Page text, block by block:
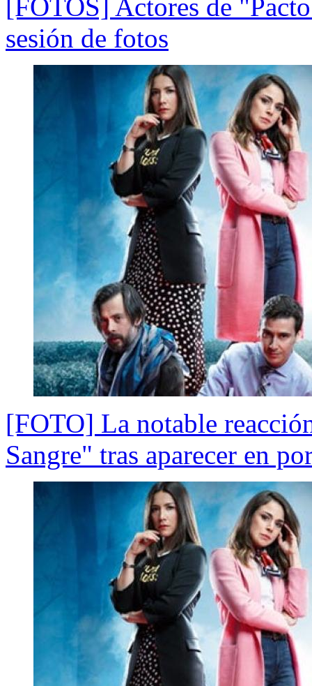
[FOTOS] Actores de
sesión de fotos
[FOTO] La notable
Sangre" tras aparecer en